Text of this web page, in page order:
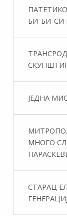
БИ-БИ-
ЈЕДНА
МНОГО
СТАРАЦ